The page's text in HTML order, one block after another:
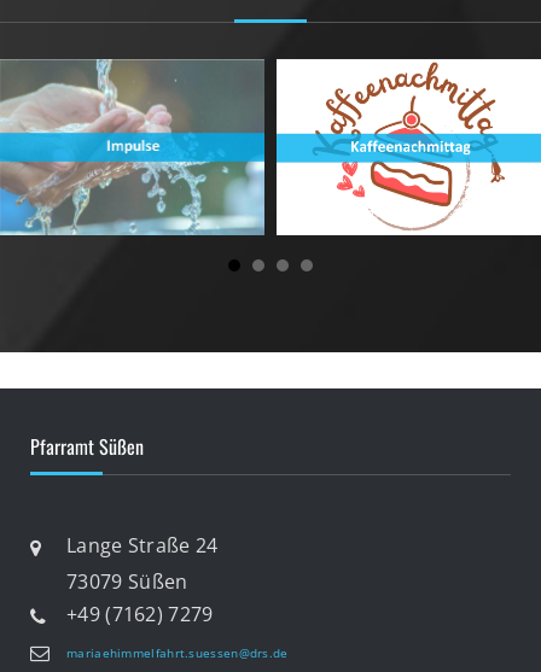
Pfarramt Süßen
Lange Straße 24
73079 Süßen
+49 (7162) 7279
mariaehimmelfahrt.suessen@drs.de